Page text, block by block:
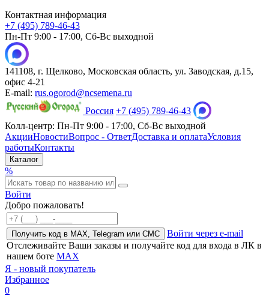
Контактная информация
+7 (495) 789-46-43
Пн-Пт 9:00 - 17:00, Сб-Вс выходной
141108, г. Щелково, Московская область, ул. Заводская, д.15,
офис 4-21
E-mail: rus.ogorod@ncsemena.ru
Россия +7 (495) 789-46-43
Колл-центр: Пн-Пт 9:00 - 17:00, Сб-Вс выходной
АкцииНовостиВопрос - ОтветДоставка и оплатаУсловия
работыКонтакты
Каталог
%
Войти
Добро пожаловать!
Получить код в MAX, Telegram или СМС
Войти через e-mail
Отслеживайте Ваши заказы и получайте код для входа в ЛК в
нашем боте MAX
Я - новый покупатель
Избранное
0